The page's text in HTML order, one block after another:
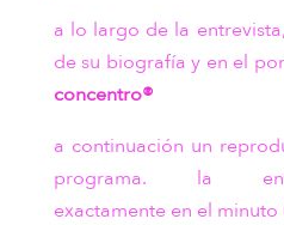
a lo largo de la
de su biografía y en el
concentro®
a continuación un
programa. la
exactamente en el minuto